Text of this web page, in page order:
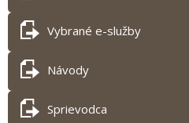
Vybrané e-služby
Návody
Sprievodca